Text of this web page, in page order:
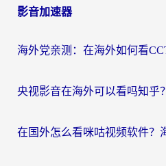
影音加速器